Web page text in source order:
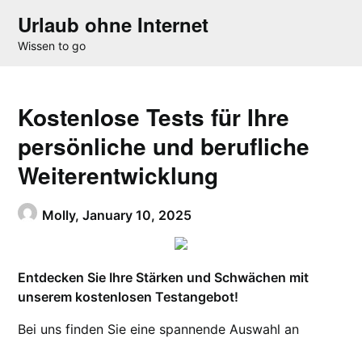
content
Urlaub ohne Internet
Wissen to go
Kostenlose Tests für Ihre
persönliche und berufliche
Weiterentwicklung
Molly,January 10, 2025
Entdecken Sie Ihre Stärken und Schwächen mit
unserem kostenlosen Testangebot!
Bei uns finden Sie eine spannende Auswahl an